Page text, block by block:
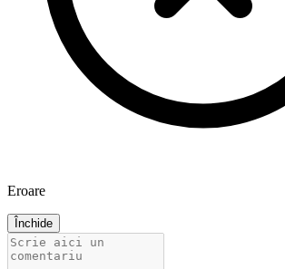
Eroare
Închide